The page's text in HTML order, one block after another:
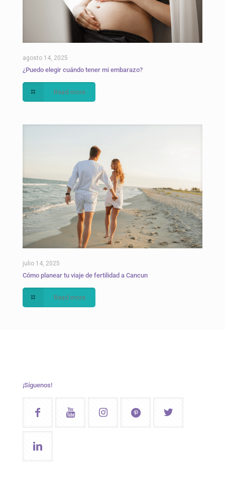
agosto 14, 2025
¿Puedo elegir cuándo tener mi embarazo?
Read more
julio 14, 2025
Cómo planear tu viaje de fertilidad a Cancun
Read more
¡Síguenos!